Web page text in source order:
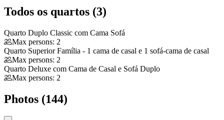
Todos os quartos (3)
Quarto Duplo Classic com Cama Sofá
Max persons: 2
Quarto Superior Família - 1 cama de casal e 1 sofá-cama de casal
Max persons: 2
Quarto Deluxe com Cama de Casal e Sofá Duplo
Max persons: 2
Photos (144)